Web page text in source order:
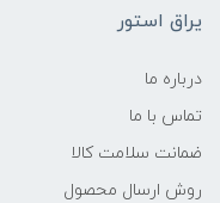
یراق استور
درباره ما
تماس با ما
ضمانت سلامت کالا
روش ارسال محصول